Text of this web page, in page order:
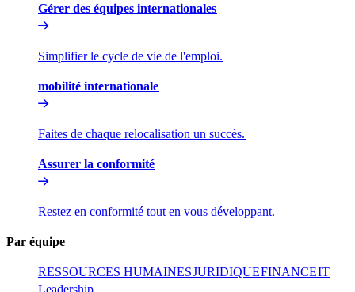
Gérer des équipes internationales​​
Simplifier le cycle de vie de l'emploi.​​
mobilité internationale​​
Faites de chaque relocalisation un succès.​​
Assurer la conformité​​
Restez en conformité tout en vous développant.​​
Par équipe​​
RESSOURCES HUMAINES​​JURIDIQUE​​FINANCE​​IT​​
Leadership​​